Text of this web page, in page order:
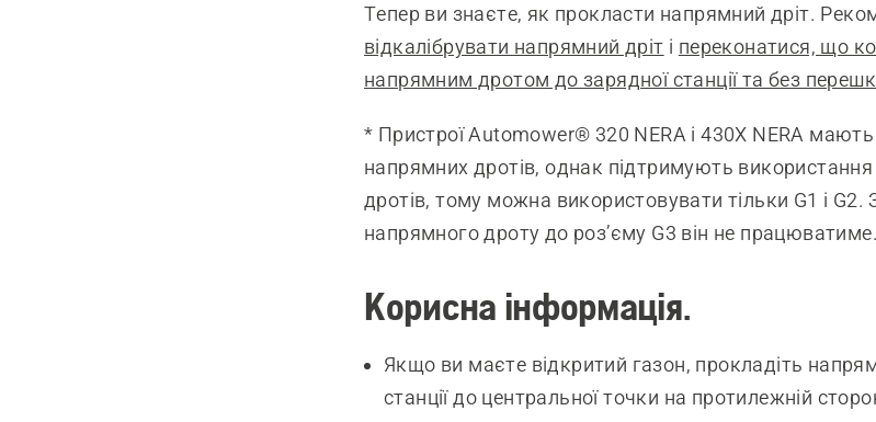
Тепер ви знаєте, як прокласти напрямний дріт.
відкалібрувати напрямний дріт і переконатися, що
напрямним дротом до зарядної станції та без
* Пристрої Automower® 320 NERA і 430X NERA
напрямних дротів, однак підтримують
дротів, тому можна використовувати тільки G1 і G2.
напрямного дроту до роз’єму G3 він не працюватиме.
Корисна інформація.
Якщо ви маєте відкритий газон, прокладіть
станції до центральної точки на протилежній